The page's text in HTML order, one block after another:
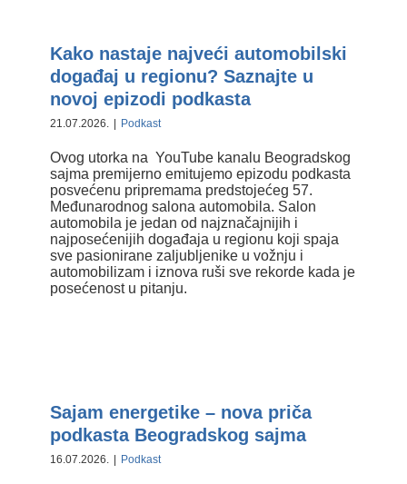
novoj epizodi podkasta
Kako nastaje najveći automobilski
događaj u regionu? Saznajte u
novoj epizodi podkasta
21.07.2026. | Podkast
Ovog utorka na YouTube kanalu Beogradskog
sajma premijerno emitujemo epizodu podkasta
posvećenu pripremama predstojećeg 57.
Međunarodnog salona automobila. Salon
automobila je jedan od najznačajnijih i
najposećenijih događaja u regionu koji spaja
sve pasionirane zaljubljenike u vožnju i
automobilizam i iznova ruši sve rekorde kada je
posećenost u pitanju.
Sajam energetike – nova priča
podkasta Beogradskog sajma
16.07.2026. | Podkast